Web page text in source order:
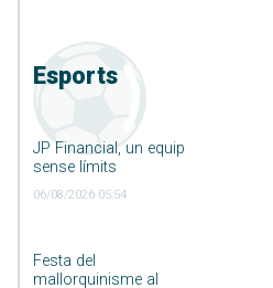
Esports
JP Financial, un equip
sense límits
06/08/2026 05:54
Festa del
mallorquinisme al